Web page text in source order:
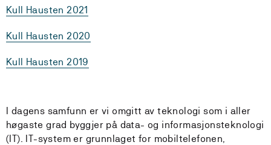
Kull Hausten 2021
Kull Hausten 2020
Kull Hausten 2019
I dagens samfunn er vi omgitt av teknologi som i aller
høgaste grad byggjer på data- og informasjonsteknologi
(IT). IT-system er grunnlaget for mobiltelefonen,